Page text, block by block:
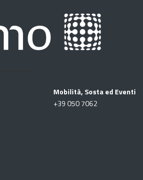
Mobilità, Sosta ed Eventi
+39 050 7062